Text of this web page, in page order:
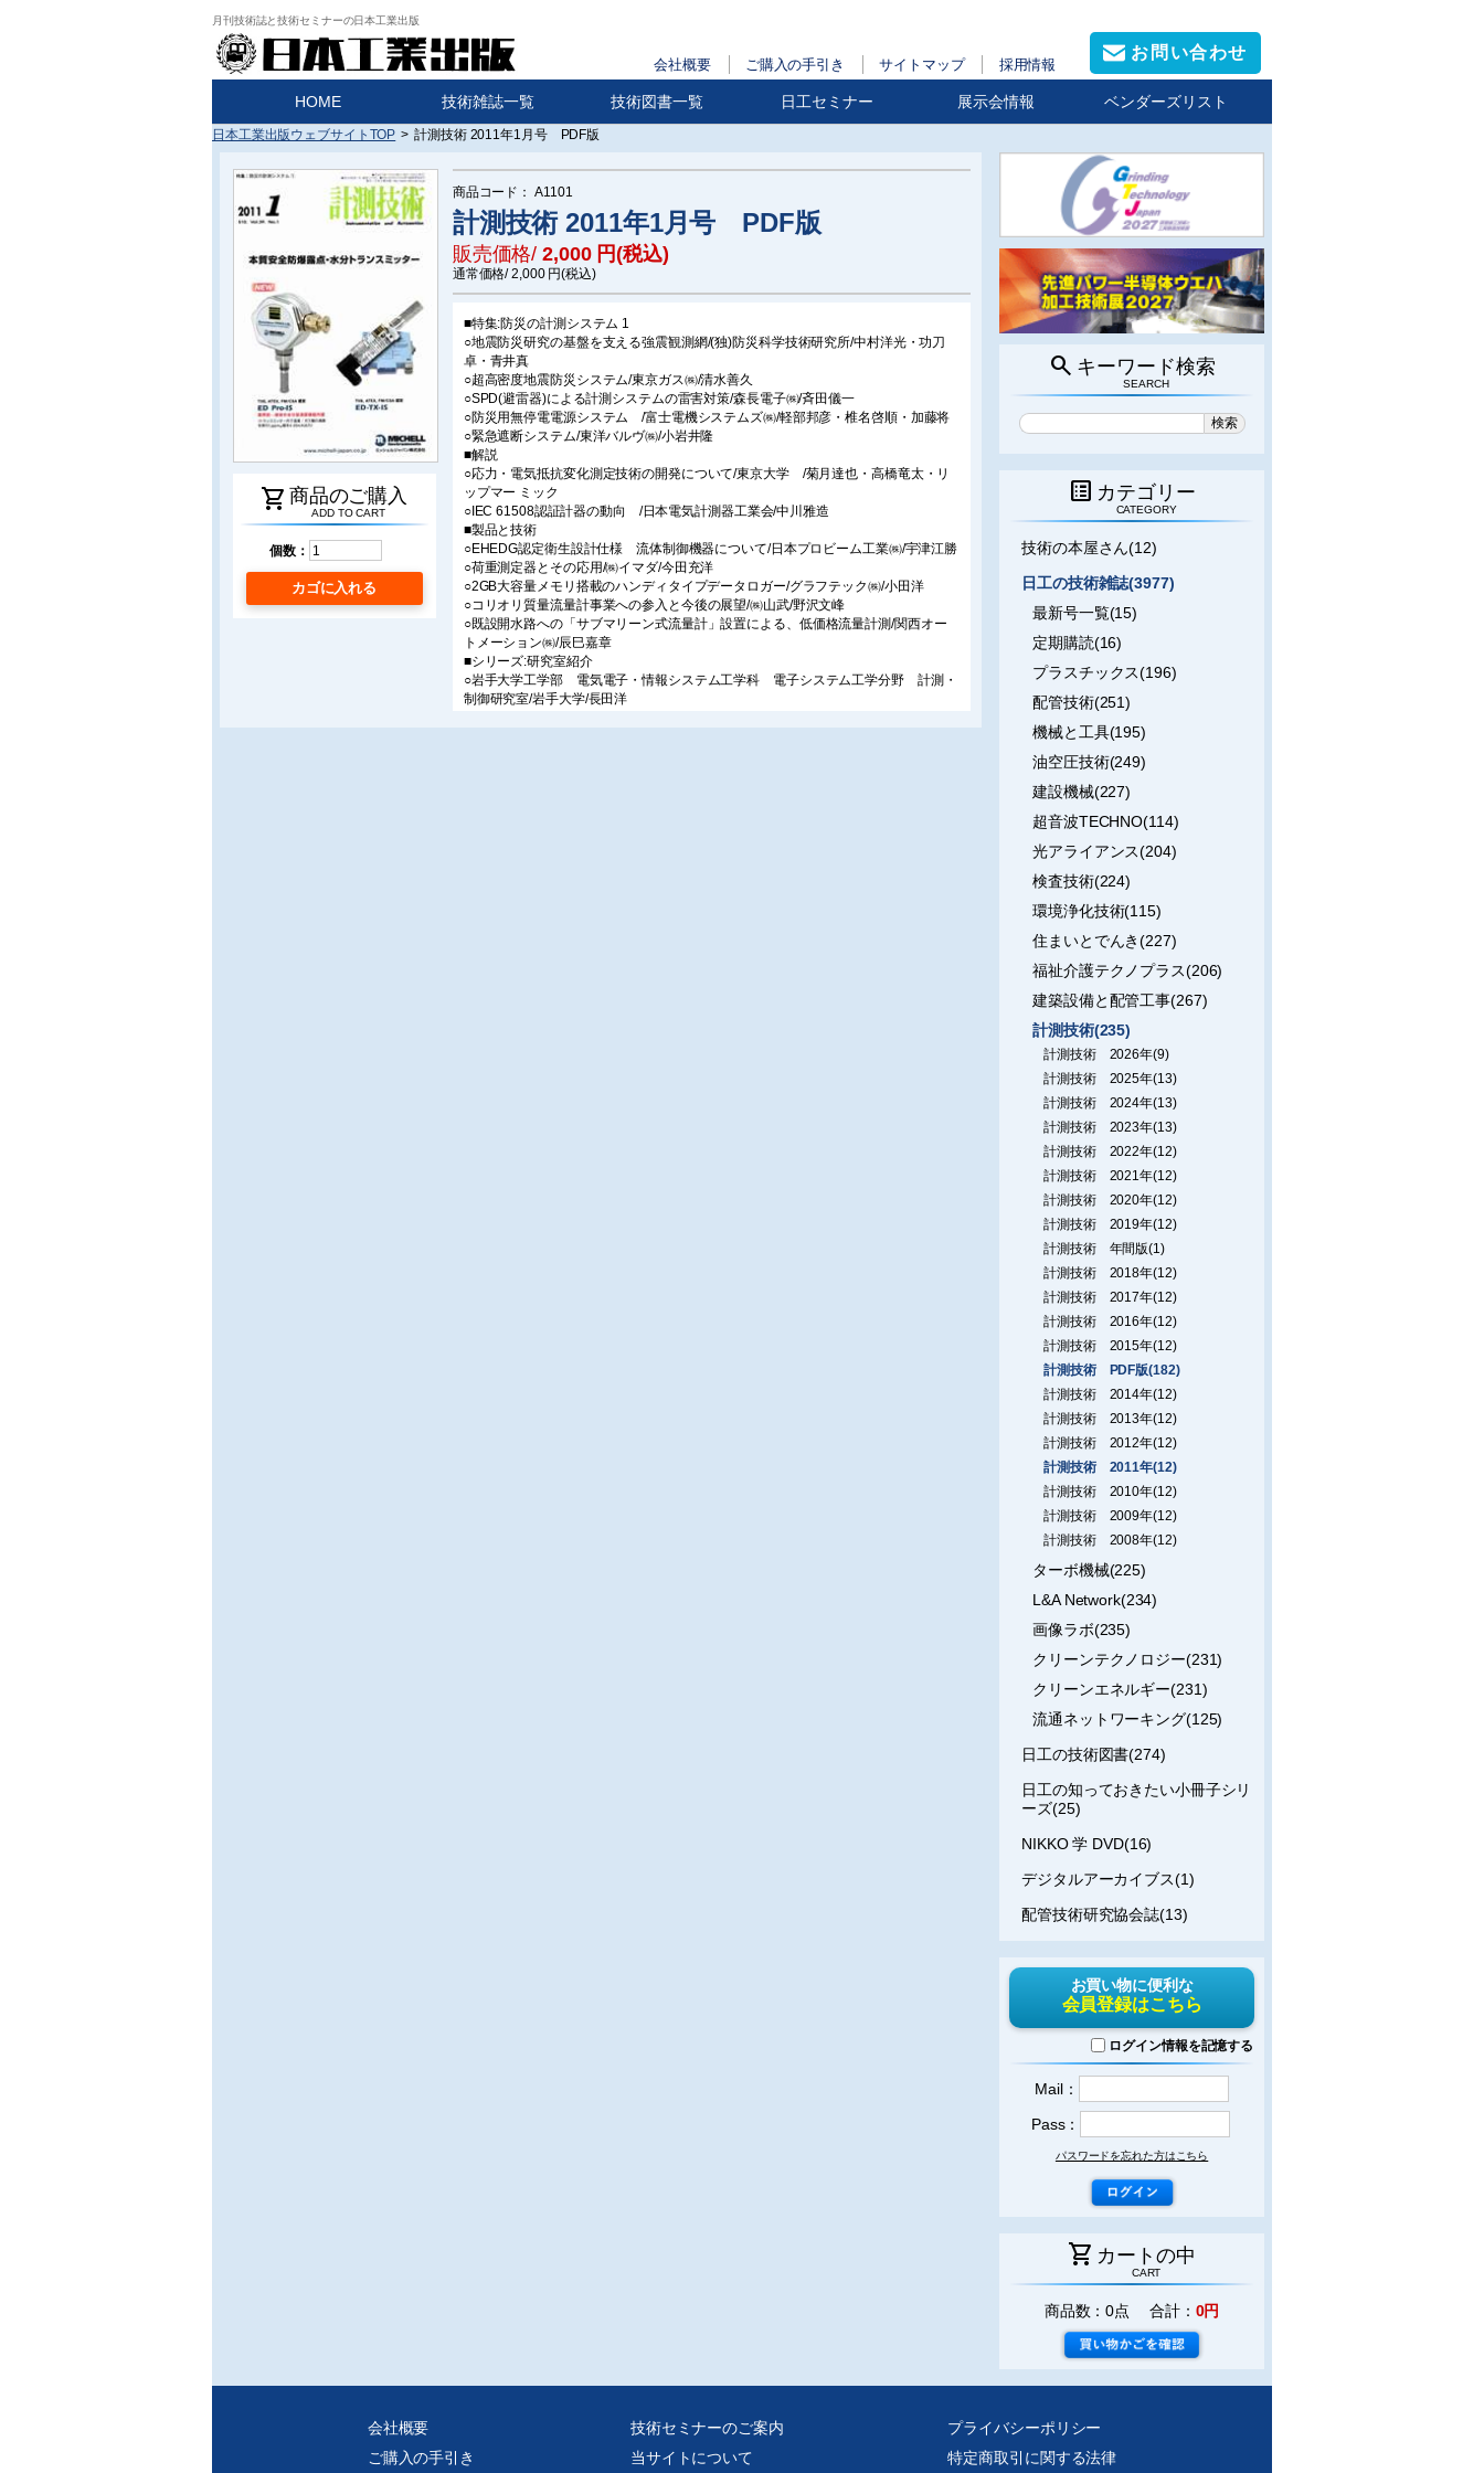
月刊技術誌と技術セミナーの日本工業出版
会社概要 ご購入の手引き サイトマップ 採用情報
お問い合わせ
HOME 技術雑誌一覧 技術図書一覧 日工セミナー 展示会情報 ベンダーズリスト
日本工業出版ウェブサイトTOP > 計測技術 2011年1月号 PDF版
shopping_cart 商品のご購入
ADD TO CART
個数：
カゴに入れる
商品コード： A1101
計測技術 2011年1月号 PDF版
販売価格/ 2,000円(税込)
通常価格/ 2,000円(税込)
■特集:防災の計測システム 1
○地震防災研究の基盤を支える強震観測網/(独)防災科学技術研究所/中村洋光・功刀
卓・青井真
○超高密度地震防災システム/東京ガス㈱/清水善久
○SPD(避雷器)による計測システムの雷害対策/森長電子㈱/斉田儀一
○防災用無停電電源システム /富士電機システムズ㈱/軽部邦彦・椎名啓順・加藤将
○緊急遮断システム/東洋バルヴ㈱/小岩井隆
■解説
○応力・電気抵抗変化測定技術の開発について/東京大学 /菊月達也・高橋竜太・リ
ップマー ミック
○IEC 61508認証計器の動向 /日本電気計測器工業会/中川雅造
■製品と技術
○EHEDG認定衛生設計仕様 流体制御機器について/日本プロビーム工業㈱/宇津江勝
○荷重測定器とその応用/㈱イマダ/今田充洋
○2GB大容量メモリ搭載のハンディタイプデータロガー/グラフテック㈱/小田洋
○コリオリ質量流量計事業への参入と今後の展望/㈱山武/野沢文峰
○既設開水路への「サブマリーン式流量計」設置による、低価格流量計測/関西オー
トメーション㈱/辰巳嘉章
■シリーズ:研究室紹介
○岩手大学工学部 電気電子・情報システム工学科 電子システム工学分野 計測・
制御研究室/岩手大学/長田洋
search キーワード検索
SEARCH
list_alt カテゴリー
CATEGORY
技術の本屋さん(12)
日工の技術雑誌(3977)
最新号一覧(15)
定期購読(16)
プラスチックス(196)
配管技術(251)
機械と工具(195)
油空圧技術(249)
建設機械(227)
超音波TECHNO(114)
光アライアンス(204)
検査技術(224)
環境浄化技術(115)
住まいとでんき(227)
福祉介護テクノプラス(206)
建築設備と配管工事(267)
計測技術(235)
計測技術 2026年(9)
計測技術 2025年(13)
計測技術 2024年(13)
計測技術 2023年(13)
計測技術 2022年(12)
計測技術 2021年(12)
計測技術 2020年(12)
計測技術 2019年(12)
計測技術 年間版(1)
計測技術 2018年(12)
計測技術 2017年(12)
計測技術 2016年(12)
計測技術 2015年(12)
計測技術 PDF版(182)
計測技術 2014年(12)
計測技術 2013年(12)
計測技術 2012年(12)
計測技術 2011年(12)
計測技術 2010年(12)
計測技術 2009年(12)
計測技術 2008年(12)
ターボ機械(225)
L&A Network(234)
画像ラボ(235)
クリーンテクノロジー(231)
クリーンエネルギー(231)
流通ネットワーキング(125)
日工の技術図書(274)
日工の知っておきたい小冊子シリ
ーズ(25)
NIKKO 学 DVD(16)
デジタルアーカイブス(1)
配管技術研究協会誌(13)
お買い物に便利な
会員登録はこちら
ログイン情報を記憶する
Mail：
Pass：
パスワードを忘れた方はこちら
shopping_cart カートの中
CART
商品数：0点 合計： 0円
会社概要
ご購入の手引き
技術セミナーのご案内
当サイトについて
プライバシーポリシー
特定商取引に関する法律